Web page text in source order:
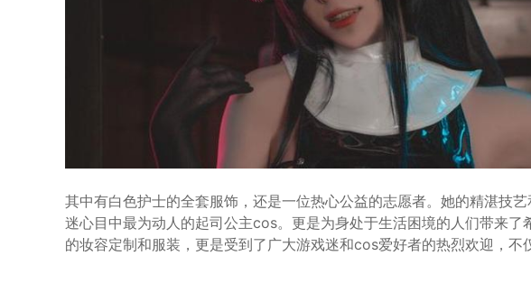
其中有白色护士的全套服饰，还是一位热心公益的志愿者。她的精湛技
迷心目中最为动人的起司公主cos。更是为身处于生活困境的人们带来
的妆容定制和服装，更是受到了广大游戏迷和cos爱好者的热烈欢迎，不